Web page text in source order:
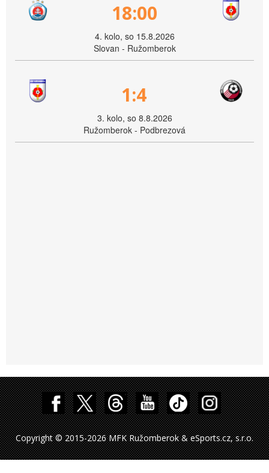
18:00
4. kolo, so 15.8.2026
Slovan - Ružomberok
1:4
3. kolo, so 8.8.2026
Ružomberok - Podbrezová
Copyright © 2015-2026 MFK Ružomberok & eSports.cz, s.r.o.